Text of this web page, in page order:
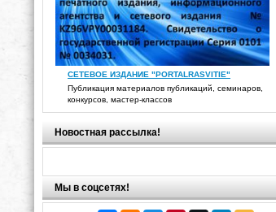
СЕТЕВОЕ ИЗДАНИЕ "PORTALRASVITIE"
Публикация материалов публикаций, семинаров,
конкурсов, мастер-классов
Новостная рассылка!
Мы в соцсетях!